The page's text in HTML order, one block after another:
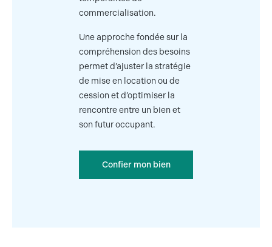
commercialisation.
Une approche fondée sur la
compréhension des besoins
permet d’ajuster la stratégie
de mise en location ou de
cession et d’optimiser la
rencontre entre un bien et
son futur occupant.
Confier mon bien